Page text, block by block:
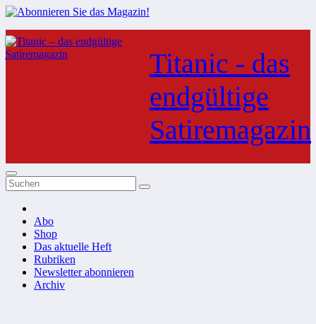
Zum
Inhalt
springen
Titanic - das
endgültige
Satiremagazin
Abo
Shop
Das aktuelle Heft
Rubriken
Newsletter abonnieren
Archiv